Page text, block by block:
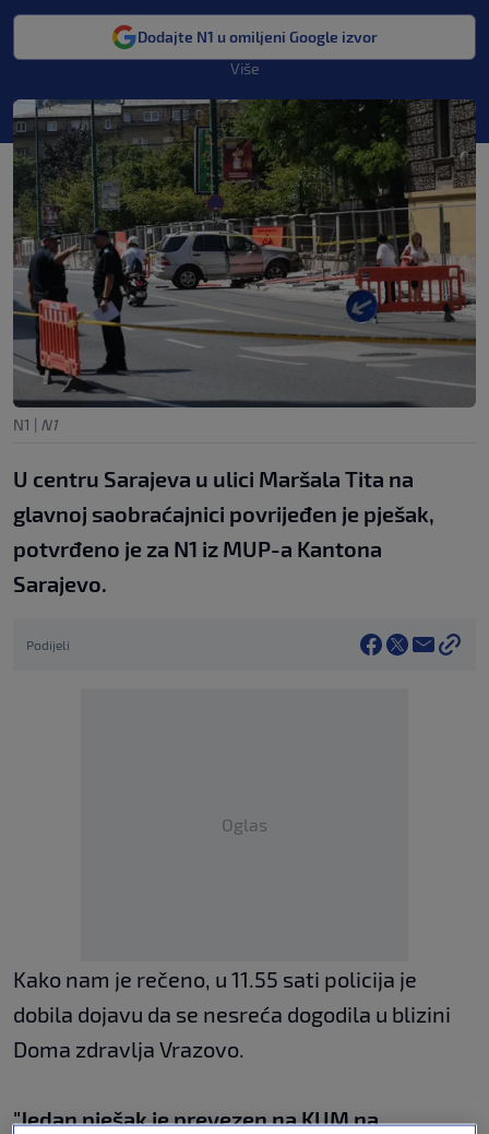
Dodajte N1 u omiljeni Google izvor
Više
N1 | N1
U centru Sarajeva u ulici Maršala Tita na
glavnoj saobraćajnici povrijeđen je pješak,
potvrđeno je za N1 iz MUP-a Kantona
Sarajevo.
Podijeli
Oglas
Kako nam je rečeno, u 11.55 sati policija je
dobila dojavu da se nesreća dogodila u blizini
Doma zdravlja Vrazovo.
"Jedan pješak je prevezen na KUM na